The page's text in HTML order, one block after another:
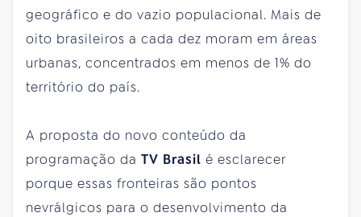
geográfico e do vazio populacional. Mais de
oito brasileiros a cada dez moram em áreas
urbanas, concentrados em menos de 1% do
território do país.
A proposta do novo conteúdo da
programação da TV Brasil é esclarecer
porque essas fronteiras são pontos
nevrálgicos para o desenvolvimento da